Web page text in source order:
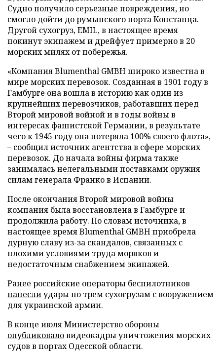
Судно получило серьезные повреждения, но
смогло дойти до румынского порта Констанца.
Другой сухогруз, EMIL, в настоящее время
покинут экипажем и дрейфует примерно в 20
морских милях от побережья.
«Компания Blumenthal GMBH широко известна в
мире морских перевозок. Созданная в 1901 году в
Гамбурге она вошла в историю как один из
крупнейших перевозчиков, работавших перед
Второй мировой войной и в годы войны в
интересах фашистской Германии, в результате
чего к 1945 году она потеряла 100% своего флота»,
– сообщил источник агентства в сфере морских
перевозок. До начала войны фирма также
занималась нелегальными поставками оружия
силам генерала Франко в Испании.
После окончания Второй мировой войны
компания была восстановлена в Гамбурге и
продолжила работу. По словам источника, в
настоящее время Blumenthal GMBH приобрела
дурную славу из-за скандалов, связанных с
плохими условиями труда моряков и
недостаточным снабжением экипажей.
Ранее российские операторы беспилотников
нанеслиудары по трем сухогрузам с вооружением
для украинской армии.
В конце июля Министерство обороны
опубликоваловидеокадры уничтожения морских
судов в портах Одесской области.